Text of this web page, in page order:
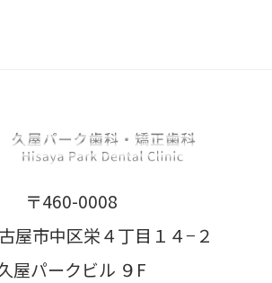
〒460-0008
屋市中区栄４丁目１４−２
屋パークビル ９F